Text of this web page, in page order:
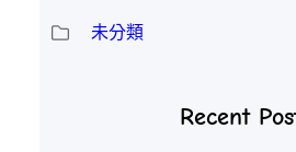
未分類
Recent